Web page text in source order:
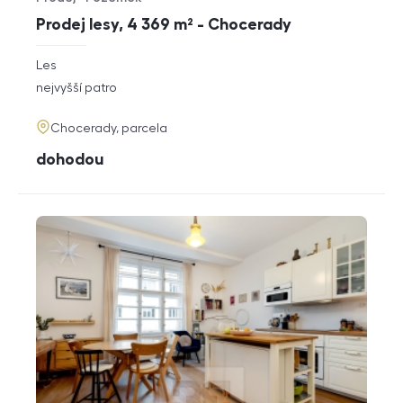
Prodej lesy, 4 369 m² - Chocerady
Typ nabídky
Typ nemovitosti
rozměry
Les
funkce
nejvyšší patro
adresa
Chocerady, parcela
cena
dohodou